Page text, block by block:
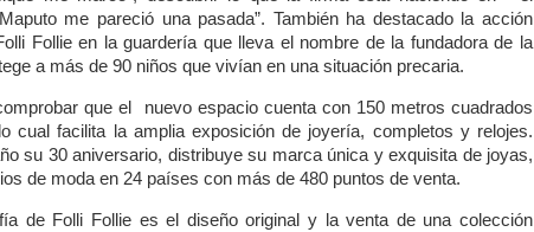
me pareció una pasada”. También ha destacado la acción
Follie en la guardería que lleva el nombre de la fundadora de la
a más de 90 niños que vivían en una situación precaria.
que el nuevo espacio cuenta con 150 metros cuadrados
cual facilita la amplia exposición de joyería, completos y relojes.
su 30 aniversario, distribuye su marca única y exquisita de joyas,
de moda en 24 países con más de 480 puntos de venta.
de Folli Follie es el diseño original y la venta de una colección